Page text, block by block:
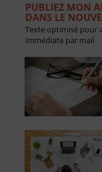
PUBLIEZ MON
DANS LE
Texte optimisé pour
immédiate par mail